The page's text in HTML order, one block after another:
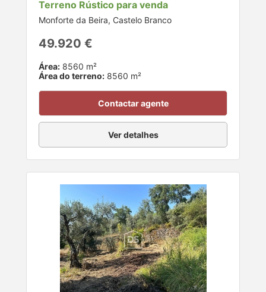
Terreno Rústico para venda
Monforte da Beira, Castelo Branco
49.920 €
Área: 8560 m²
Área do terreno: 8560 m²
Contactar agente
Ver detalhes